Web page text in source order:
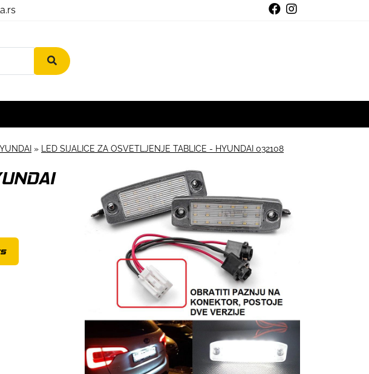
» LED SIJALICE ZA OSVETLJENJE TABLICE - HYUNDAI 032108